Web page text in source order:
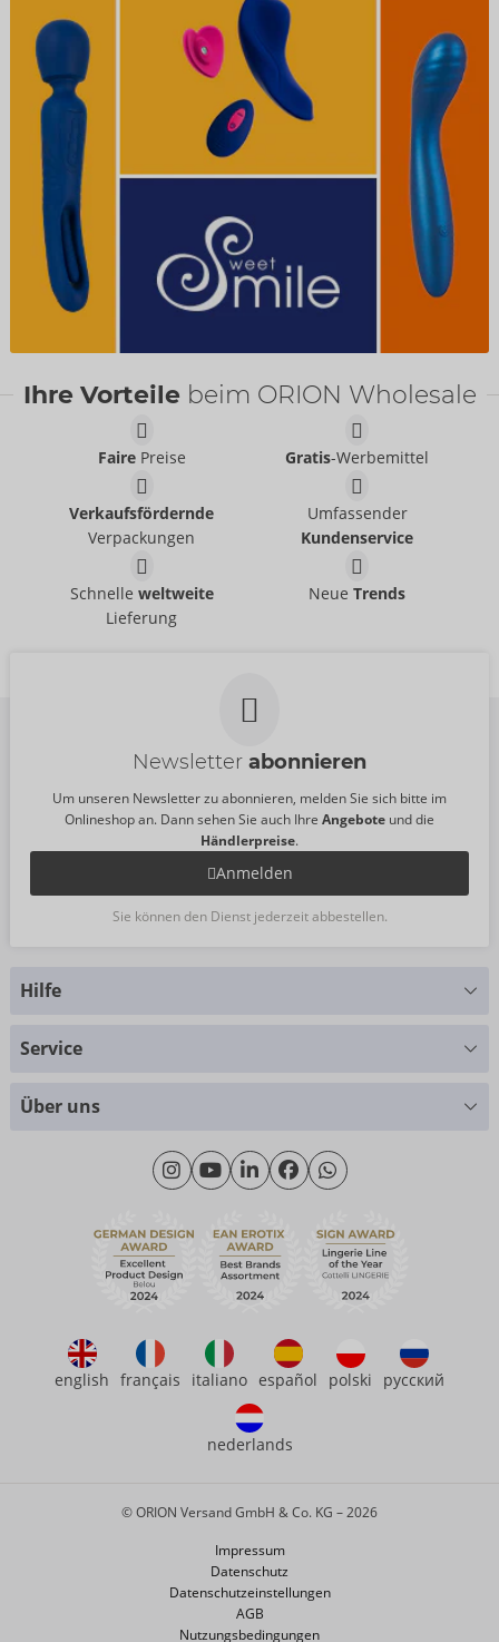
Ihre Vorteile beim ORION Wholesale
FairePreise Gratis-Werbemittel
Verkaufsfördernde
Verpackungen
Umfassender
Kundenservice
Schnelle weltweite
Lieferung
NeueTrends
Newsletter abonnieren
Um unseren Newsletter zu abonnieren, melden Sie sich bitte im
Onlineshop an. Dann sehen Sie auch Ihre Angebote und die
Händlerpreise.
Anmelden
Sie können den Dienst jederzeit abbestellen.
Hilfe
Montag - Donnerstag: 09:00 - 16:00 Uhr
Freitag: 09:00 - 15:00 Uhr
Kontakt
Häufige Fragen
Service
Über uns
Wir über uns
Nachhaltigkeit
eroFame
english français italiano español polski русский
nederlands
Impressum
Datenschutz
Datenschutzeinstellungen
AGB
Nutzungsbedingungen
© ORION Versand GmbH & Co. KG – 2026